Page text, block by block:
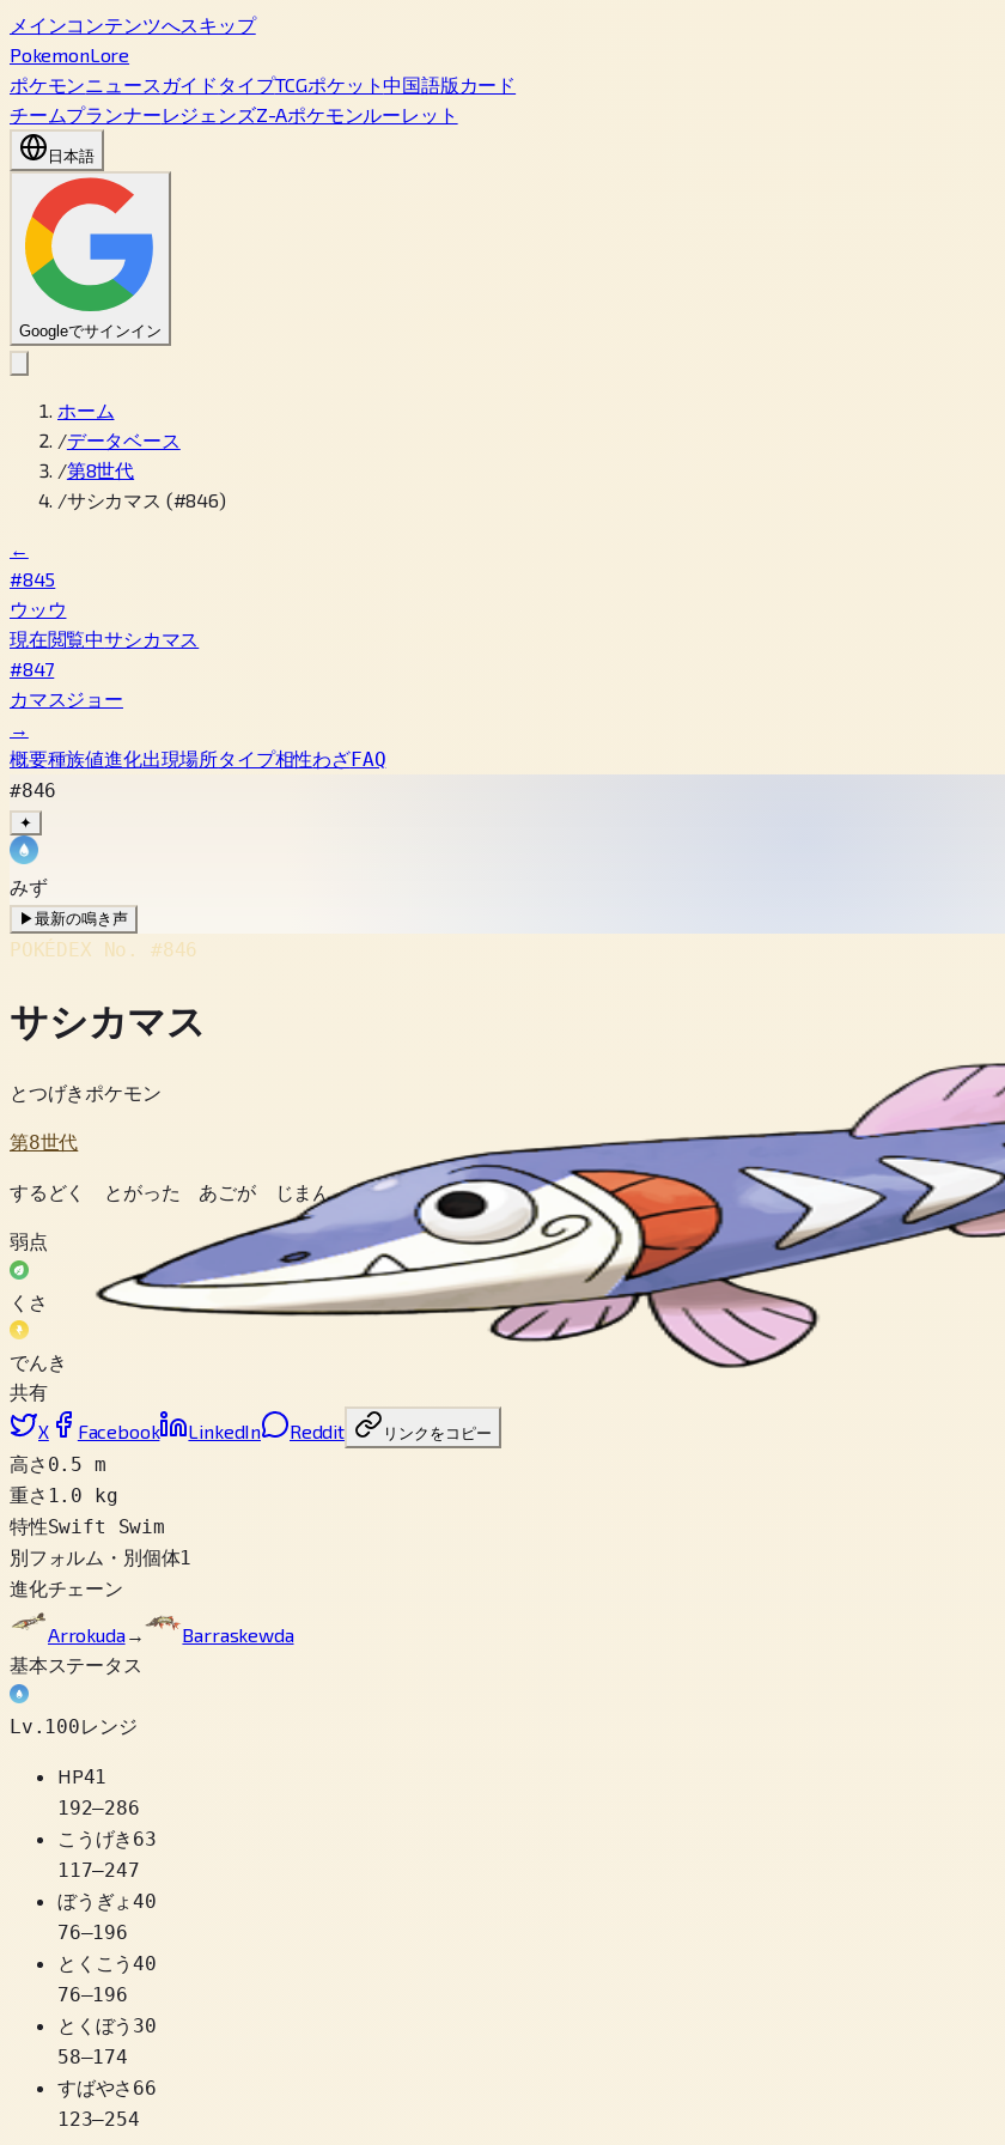
メインコンテンツへスキップ
PokemonLore
ポケモンニュース ガイド タイプTCGポケット中国語版カード
チームプランナーレジェンズZ-Aポケモンルーレット
日本語
Googleでサインイン
ホーム
/データベース
/第8世代
/サシカマス (#846)
←
#845
ウッウ
現在閲覧中サシカマス
#847
カマスジョー
→
概要種族値進化出現場所タイプ相性わざFAQ
#846
✦
みず
▶最新の鳴き声
POKÉDEX No. #846
サシカマス
とつげきポケモン
第8世代
するどく とがった あごが じまん。 すこしでも うごくものを みつけると いっちょくせんに とつげきする。
弱点
くさ
でんき
共有
X
Facebook LinkedIn Reddit リンクをコピー
高さ 0.5 m
重さ 1.0 kg
特性Swift Swim
別フォルム・別個体1
進化チェーン
Arrokuda→
Barraskewda
基本ステータス
Lv.100レンジ
HP41
192–286
こうげき 63
117–247
ぼうぎょ40
76–196
とくこう40
76–196
とくぼう 30
58–174
すばやさ 66
123–254